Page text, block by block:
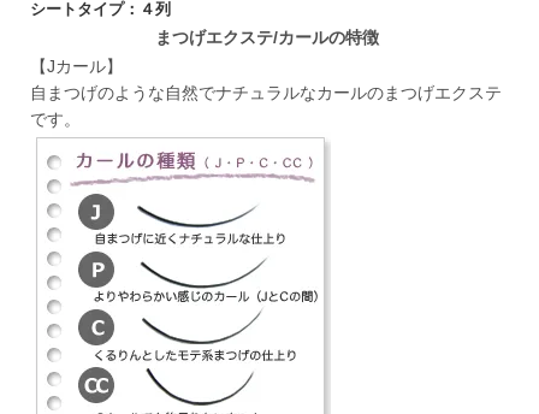
シートタイプ：４列
まつげエクステ/カールの特徴
【Jカール】
自まつげのような自然でナチュラルなカールのまつげエクステ
です。